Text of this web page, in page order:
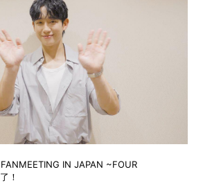
IN JAPAN ~FOUR
！